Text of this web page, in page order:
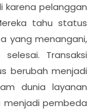
karena pelanggan
tahu status
yang menangani,
Transaksi
berubah menjadi
dunia layanan
menjadi pembeda